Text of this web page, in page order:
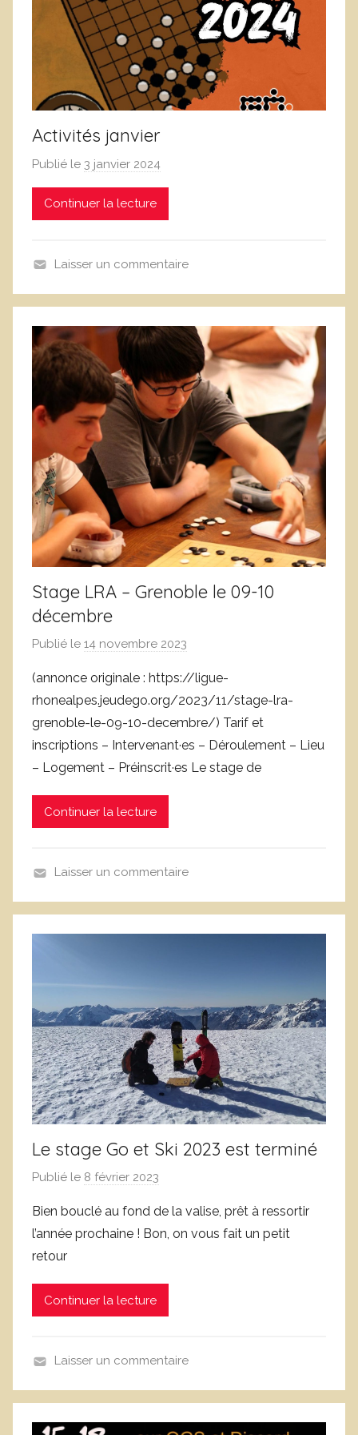
Activités janvier
Publié le 3 janvier 2024
a
i
L
e
e
b
v
r
e
Continuer la lecture
n
n
o
n
e
Laisser un commentaire
Stage LRA – Grenoble le 09-10
décembre
Publié le 14 novembre 2023
r
L
o
i
c
b
r
e
(annonce originale : https://ligue-
rhonealpes.jeudego.org/2023/11/stage-lra-
grenoble-le-09-10-decembre/) Tarif et
inscriptions – Intervenant·es – Déroulement – Lieu
– Logement – Préinscrit·es Le stage de
Continuer la lecture
n
n
e
,
L
i
g
u
e
Laisser un commentaire
Le stage Go et Ski 2023 est terminé
Publié le 8 février 2023
r
L
i
f
b
v
Bien bouclé au fond de la valise, prêt à ressortir
l’année prochaine ! Bon, on vous fait un petit
retour
Continuer la lecture
i
l
Laisser un commentaire